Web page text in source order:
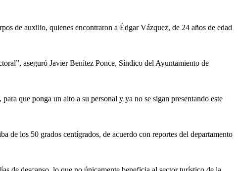
de auxilio, quienes encontraron a Édgar Vázquez, de 24 años de edad
aseguró Javier Benítez Ponce, Síndico del Ayuntamiento de
que ponga un alto a su personal y ya no se sigan presentando este
de los 50 grados centígrados, de acuerdo con reportes del departamento